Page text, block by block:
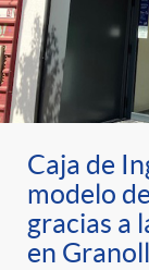
Caja de
modelo
gracias a
en